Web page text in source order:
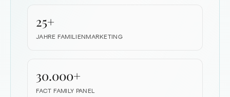
25+
JAHRE FAMILIEN­MARKETING
30.000+
FACT FAMILY PANEL